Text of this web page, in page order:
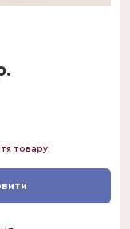
товару.